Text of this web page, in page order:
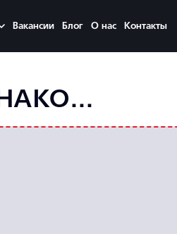
Вакансии Блог О нас Контакты